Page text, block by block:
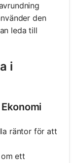
den
leda till
i
räntor för att
ett